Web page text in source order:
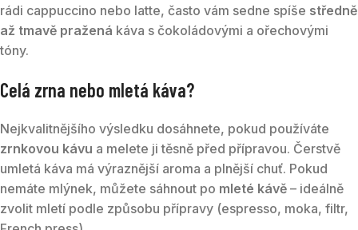
rádi cappuccino nebo latte, často vám sedne spíše středně
až tmavě pražená káva s čokoládovými a ořechovými
tóny.
Celá zrna nebo mletá káva?
Nejkvalitnějšího výsledku dosáhnete, pokud používáte
zrnkovou kávu a melete ji těsně před přípravou. Čerstvě
umletá káva má výraznější aroma a plnější chuť. Pokud
nemáte mlýnek, můžete sáhnout po mleté kávě – ideálně
zvolit mletí podle způsobu přípravy (espresso, moka, filtr,